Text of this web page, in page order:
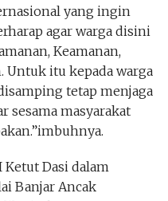
yang ingin
agar warga disini
Keamanan,
Untuk itu kepada warga
tetap menjaga
sesama masyarakat
Dasi dalam
Banjar Ancak